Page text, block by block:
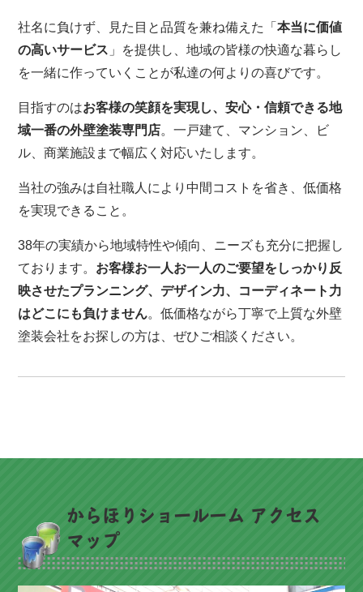
社名に負けず、見た目と品質を兼ね備えた「本当に価値
の高いサービス 」を提供し、地域の皆様の快適な暮らし
を一緒に作っていくことが私達の何よりの喜びです。
目指すのはお客様の笑顔を実現し、安心・信頼できる地
域一番の外壁塗装専門店。一戸建て、マンション、ビ
ル、商業施設まで幅広く対応いたします。
当社の強みは自社職人により中間コストを省き、低価格
を実現できること。
38年の実績から地域特性や傾向、ニーズも充分に把握し
ております。 お客様お一人お一人のご要望をしっかり反
映させたプランニング、デザイン力、コーディネート力
はどこにも負けません。低価格ながら丁寧で上質な外壁
塗装会社をお探しの方は、ぜひご相談ください。
からほりショールーム アクセス
マップ